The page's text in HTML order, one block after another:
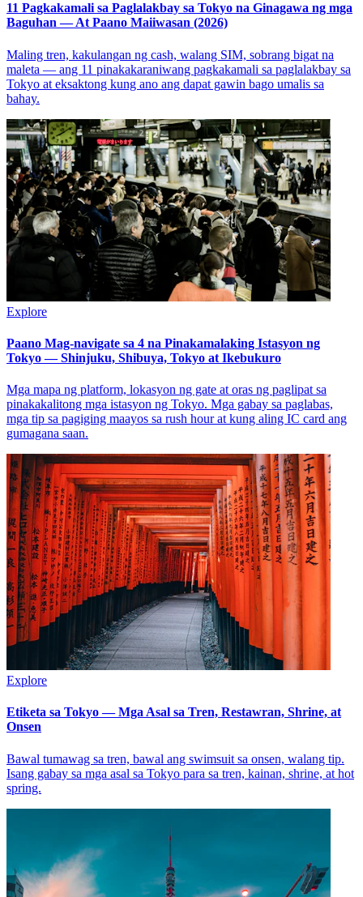
11 Pagkakamali sa Paglalakbay sa Tokyo na Ginagawa ng mga
Baguhan — At Paano Maiiwasan (2026)
Maling tren, kakulangan ng cash, walang SIM, sobrang bigat na
maleta — ang 11 pinakakaraniwang pagkakamali sa paglalakbay sa
Tokyo at eksaktong kung ano ang dapat gawin bago umalis sa
bahay.
Explore
Paano Mag-navigate sa 4 na Pinakamalaking Istasyon ng
Tokyo — Shinjuku, Shibuya, Tokyo at Ikebukuro
Mga mapa ng platform, lokasyon ng gate at oras ng paglipat sa
pinakakalitong mga istasyon ng Tokyo. Mga gabay sa paglabas,
mga tip sa pagiging maayos sa rush hour at kung aling IC card ang
gumagana saan.
Explore
Etiketa sa Tokyo — Mga Asal sa Tren, Restawran, Shrine, at
Onsen
Bawal tumawag sa tren, bawal ang swimsuit sa onsen, walang tip.
Isang gabay sa mga asal sa Tokyo para sa tren, kainan, shrine, at hot
spring.